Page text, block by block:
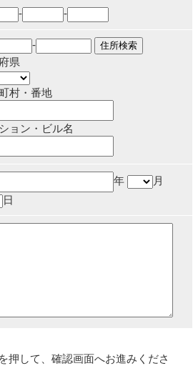
- -
-
県
村・番地
ョン・ビル名
年
月
日
押して、確認画面へお進みくださ